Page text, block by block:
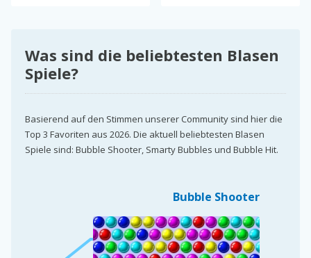
Was sind die beliebtesten Blasen
Spiele?
Basierend auf den Stimmen unserer Community sind hier die
Top 3 Favoriten aus 2026. Die aktuell beliebtesten Blasen
Spiele sind: Bubble Shooter, Smarty Bubbles und Bubble Hit.
Bubble Shooter